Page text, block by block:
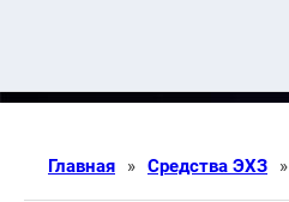
Главная » Средства ЭХЗ »